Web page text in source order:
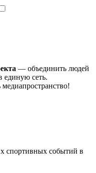
— объединить людей
единую сеть.
спортивных событий в